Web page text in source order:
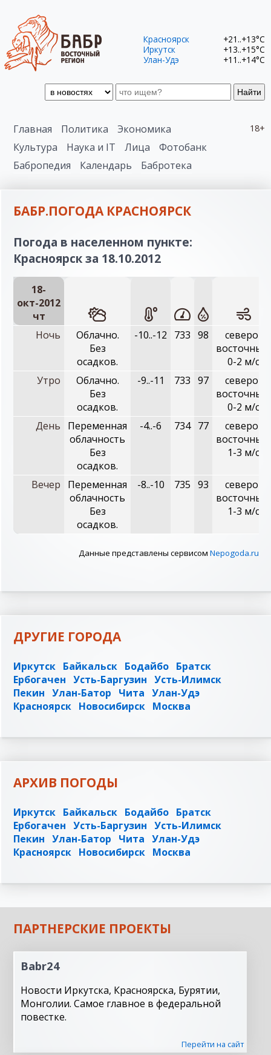
Найти
Красноярск
+21..+13°C
Иркутск
+13..+15°C
Улан-Удэ
+11..+14°C
18+
Главная Политика
Экономика
Культура
Наука и IT Лица
Фотобанк
Бабропедия
Календарь Бабротека
БАБР.ПОГОДА КРАСНОЯРСК
Погода в населенном пункте:
Красноярск за 18.10.2012
18-
окт-2012
чт
Ночь
Облачно.
Без
осадков.
-10..-12 733 98
северо-
восточный,
0-2 м/с
Утро
Облачно.
Без
осадков.
-9..-11 733 97
северо-
восточный,
0-2 м/с
День
Переменная
облачность
Без
осадков.
-4..-6 734 77
северо-
восточный,
1-3 м/с
Вечер
Переменная
облачность
Без
осадков.
-8..-10 735 93
северо-
восточный,
1-3 м/с
Данные представлены сервисом Nepogoda.ru
ДРУГИЕ ГОРОДА
Иркутск Байкальск Бодайбо Братск
Ербогачен Усть-Баргузин Усть-Илимск
Пекин Улан-Батор Чита Улан-Удэ
Красноярск Новосибирск Москва
АРХИВ ПОГОДЫ
Иркутск Байкальск Бодайбо Братск
Ербогачен Усть-Баргузин Усть-Илимск
Пекин Улан-Батор Чита Улан-Удэ
Красноярск Новосибирск Москва
ПАРТНЕРСКИЕ ПРОЕКТЫ
Babr24
Новости Иркутска, Красноярска, Бурятии,
Монголии. Самое главное в федеральной
повестке.
Перейти на сайт